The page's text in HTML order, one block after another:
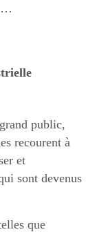
…
public,
recourent à
et
sont devenus
que